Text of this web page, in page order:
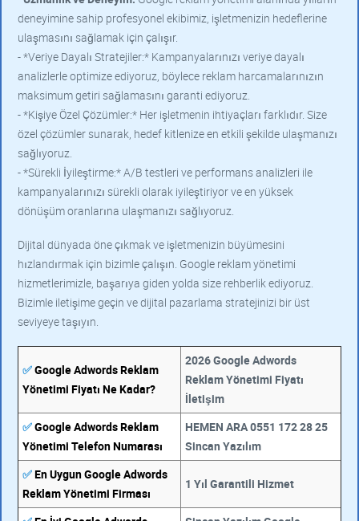
deneyimine sahip profesyonel ekibimiz, işletmenizin hedeflerine
ulaşmasını sağlamak için çalışır.
- *Veriye Dayalı Stratejiler:* Kampanyalarınızı veriye dayalı
analizlerle optimize ediyoruz, böylece reklam harcamalarınızın
maksimum getiri sağlamasını garanti ediyoruz.
- *Kişiye Özel Çözümler:* Her işletmenin ihtiyaçları farklıdır. Size
özel çözümler sunarak, hedef kitlenize en etkili şekilde ulaşmanızı
sağlıyoruz.
- *Sürekli İyileştirme:* A/B testleri ve performans analizleri ile
kampanyalarınızı sürekli olarak iyileştiriyor ve en yüksek
dönüşüm oranlarına ulaşmanızı sağlıyoruz.
Dijital dünyada öne çıkmak ve işletmenizin büyümesini
hızlandırmak için bizimle çalışın. Google reklam yönetimi
hizmetlerimizle, başarıya giden yolda size rehberlik ediyoruz.
Bizimle iletişime geçin ve dijital pazarlama stratejinizi bir üst
seviyeye taşıyın.
✅Google Adwords Reklam
Yönetimi Fiyatı Ne Kadar?
2026 Google Adwords
Reklam Yönetimi Fiyatı
İletişim
✅Google Adwords Reklam
Yönetimi Telefon Numarası
HEMEN ARA 0551 172 28 25
Sincan Yazılım
✅En Uygun Google Adwords
Reklam Yönetimi Firması
1 Yıl Garantili Hizmet